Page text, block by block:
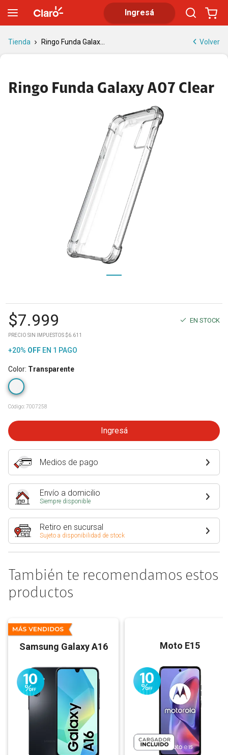
Ingresá
Tienda Ringo Funda Galax... Volver
Ringo Funda Galaxy A07 Clear
$7.999 EN STOCK
PRECIO SIN IMPUESTOS $6.611
+20% OFF EN 1 PAGO
Color: Transparente
Código:7007258
Ingresá
Medios de pago
Envío a domicilio
Siempre disponible
Retiro en sucursal
Sujeto a disponibilidad de stock
También te recomendamos estos
productos
Samsung Galaxy A16 Moto E15
Ringo Funda Galaxy A07 Clear | Tienda Claro